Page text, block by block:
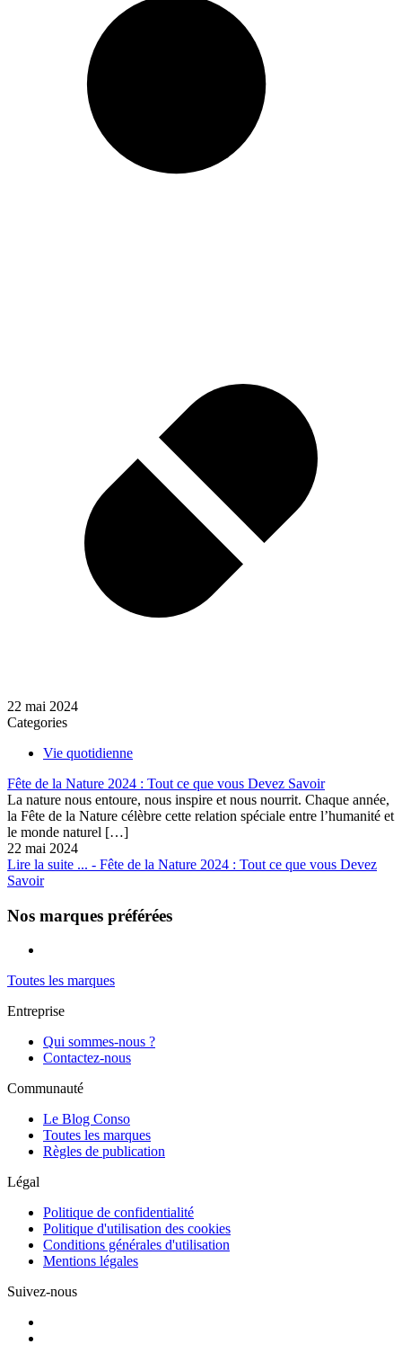
22 mai 2024
Categories
Vie quotidienne
Fête de la Nature 2024 : Tout ce que vous Devez Savoir
La nature nous entoure, nous inspire et nous nourrit. Chaque année,
la Fête de la Nature célèbre cette relation spéciale entre l’humanité et
le monde naturel […]
22 mai 2024
Lire la suite ... - Fête de la Nature 2024 : Tout ce que vous Devez
Savoir
Nos marques préférées
Toutes les marques
Entreprise
Qui sommes-nous ?
Contactez-nous
Communauté
Le Blog Conso
Toutes les marques
Règles de publication
Légal
Politique de confidentialité
Politique d'utilisation des cookies
Conditions générales d'utilisation
Mentions légales
Suivez-nous